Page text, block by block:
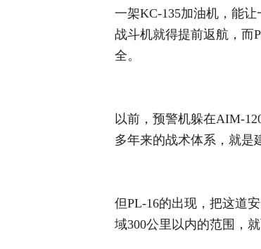
一架KC-135加油机，能
战斗机就得提前返航，而
全。
以前，预警机躲在AIM-
多年来的战术体系，就是
但PL-16的出现，把这道
域300公里以内的范围，